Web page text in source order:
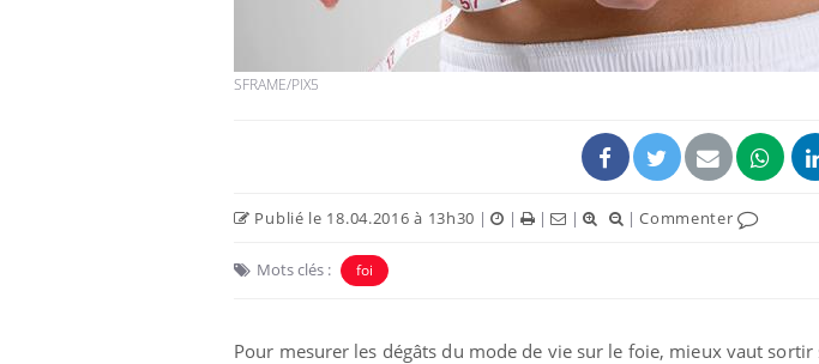
SFRAME/PIX5
Publié le 18.04.2016 à 13h30 | | | | |Commenter
Mots clés : foi
Pour mesurer les dégâts du mode de vie sur le foie, mieux vaut